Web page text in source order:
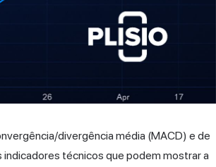
divergência média (MACD) e de
técnicos que podem mostrar a